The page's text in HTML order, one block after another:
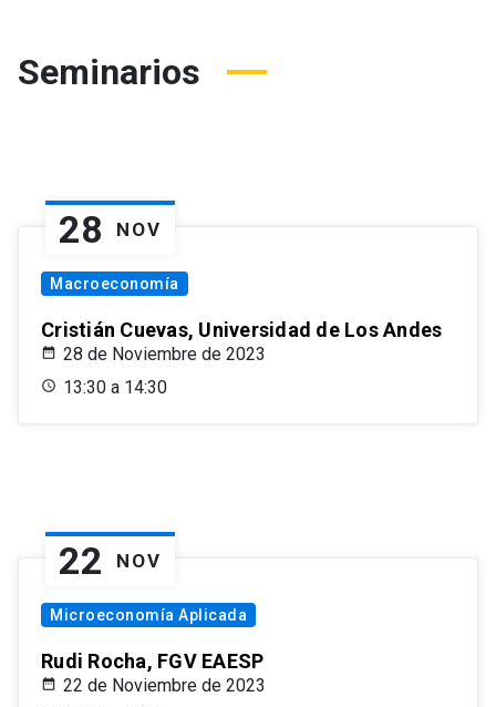
Seminarios
28 NOV
Macroeconomía
Cristián Cuevas, Universidad de Los Andes
28 de Noviembre de 2023
13:30 a 14:30
22 NOV
Microeconomía Aplicada
Rudi Rocha, FGV EAESP
22 de Noviembre de 2023